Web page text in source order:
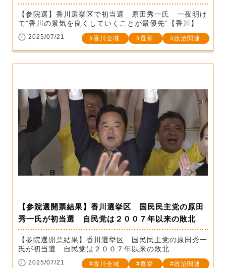
【参院選】香川選挙区で初当選 原田秀一氏 一夜明け
て”香川の景気を良くしていくことが最優先”【香川】
2025/07/21 香川全域 選挙 政治関連
【参院選開票結果】香川選挙区 国民民主党の原田
秀一氏が初当選 自民党は２００７年以来の敗北
【参院選開票結果】香川選挙区 国民民主党の原田秀一
氏が初当選 自民党は２００７年以来の敗北
2025/07/21 香川全域 選挙 政治関連